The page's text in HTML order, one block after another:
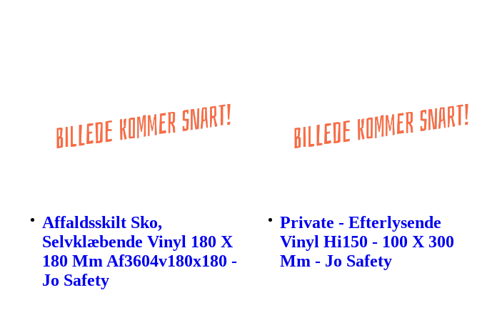
Affaldsskilt Sko,
Selvklæbende Vinyl 180 X
180 Mm Af3604v180x180 -
Jo Safety
Private - Efterlysende
Vinyl Hi150 - 100 X 300
Mm - Jo Safety